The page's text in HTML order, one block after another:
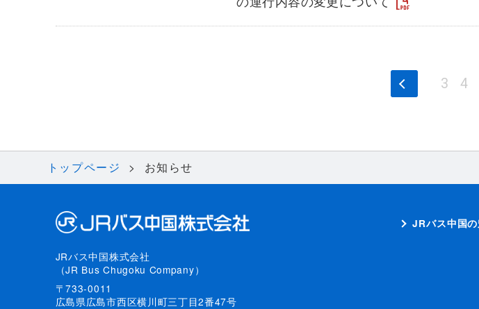
3 4
トップページ お知らせ
JRバス中国株式会社
（JR Bus Chugoku Company）
〒733-0011
広島県広島市西区横川町三丁目2番47号
JRバス中国の